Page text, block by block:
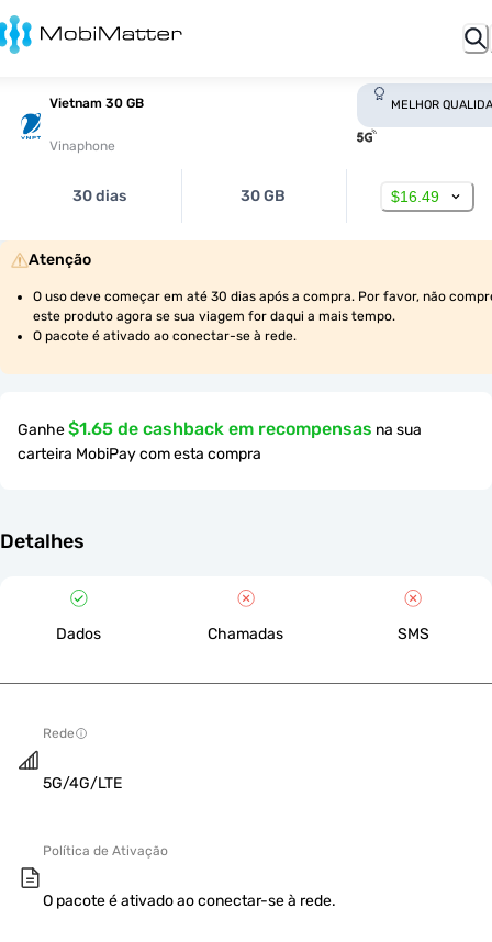
Vietnam 30 GB
Vinaphone
MELHOR
30 dias 30 GB $16.49
Atenção
O uso deve começar em até 30 dias após a compra. Por favor, não
este produto agora se sua viagem for daqui a mais tempo.
O pacote é ativado ao conectar-se à rede.
Ganhe$1.65 de cashback em recompensas na sua
carteira MobiPay com esta compra
Detalhes
Dados Chamadas SMS
Rede
5G/4G/LTE
Política de Ativação
O pacote é ativado ao conectar-se à rede.